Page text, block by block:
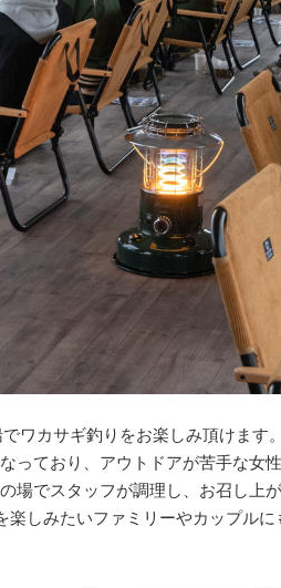
ワカサギ釣りをお楽しみ頂けます。
っており、アウトドアが苦手な女
場でスタッフが調理し、お召し上
しみたいファミリーやカップルに